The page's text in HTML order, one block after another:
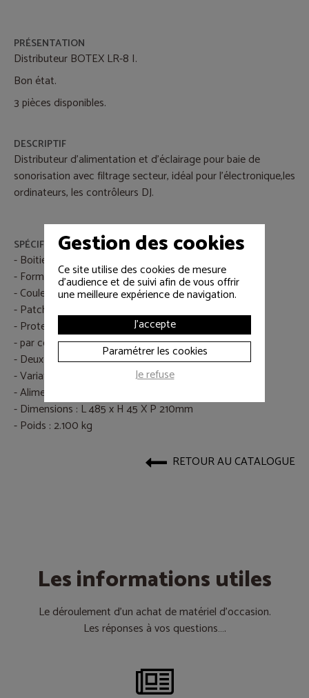
PRÉSENTATION
Distributeur BOTEX LR-8 I.
Bon état.
3 pièces disponibles.
DESCRIPTIF
Distributeur d'alimentation et d'éclairage pour baie de
sonorisation avec filtrage secteur, idéal pour l'électronique,les
ordinateurs, les contrôleurs DJ.
SPÉCIFICATIONS
- Boitier métal robuste
- Format rack 19 P/1U
- Couleur noir
- Patch 8 prises femelles IEC
- Protection générale réarmable
- par coupe-circuit de 15 A
- Deux éclairages en face avant
- Variateur d'intensité des éclairages
- Alimentation générale sur secteur 220v 50hz
- Dimensions : L 485 x H 45 X P 210mm
- Poids : 2.100 kg
RETOUR AU CATALOGUE
Les informations utiles
Le déroulement d’un achat de matériel d’occasion.
Les réponses à vos questions….
Gestion des cookies
Ce site utilise des cookies de mesure
d'audience et de suivi afin de vous offrir
une meilleure expérience de navigation.
J'accepte
Paramétrer les cookies
Je refuse